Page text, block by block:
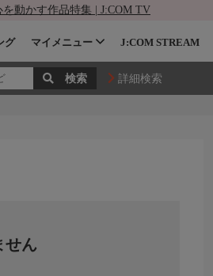
を動かす作品特集 | J:COM TV
グ マイメニュー J:COM STREAM
詳細検索
せん